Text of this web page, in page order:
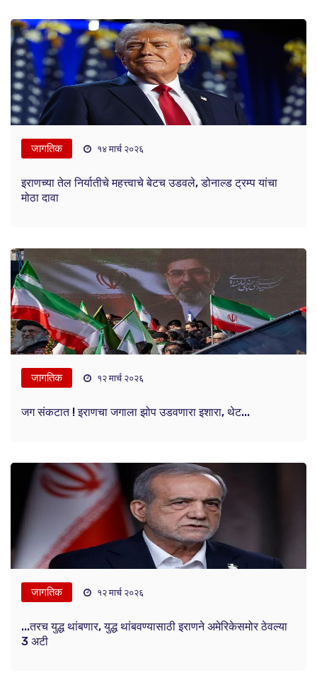
जागतिक १४ मार्च २०२६
इराणच्या तेल निर्यातीचे महत्त्वाचे बेटच उडवले, डोनाल्ड ट्रम्प यांचा
मोठा दावा
जागतिक १२ मार्च २०२६
जग संकटात ! इराणचा जगाला झोप उडवणारा इशारा, थेट...
जागतिक १२ मार्च २०२६
...तरच युद्ध थांबणार, युद्ध थांबवण्यासाठी इराणने अमेरिकेसमोर ठेवल्या
3 अटी